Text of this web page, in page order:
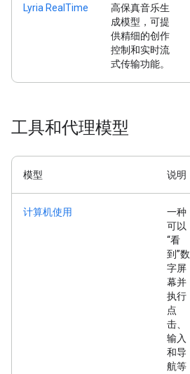
Lyria RealTime
高保真音乐生
成模型，可提
供精细的创作
控制和实时流
式传输功能。
工具和代理模型
模型 说明
计算机使用
一种
可以
“看
到”数
字屏
幕并
执行
点
击、
输入
和导
航等